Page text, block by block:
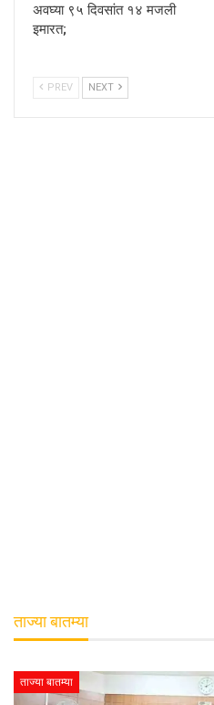
अवघ्या ९५ दिवसांत १४ मजली
इमारत;
PREV NEXT
ताज्या बातम्या
ताज्या बातम्या